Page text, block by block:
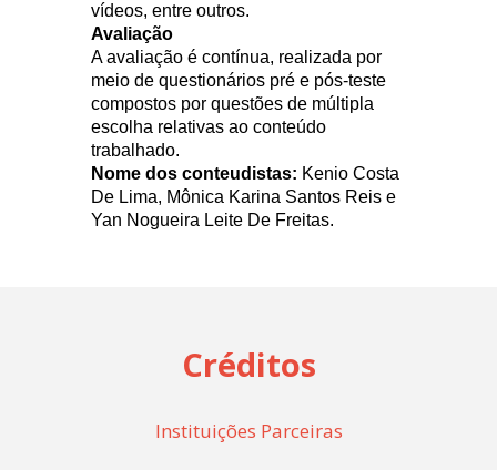
vídeos, entre outros.
Avaliação
A avaliação é contínua, realizada por
meio de questionários pré e pós-teste
compostos por questões de múltipla
escolha relativas ao conteúdo
trabalhado.
Nome dos conteudistas: Kenio Costa
De Lima, Mônica Karina Santos Reis e
Yan Nogueira Leite De Freitas.
Créditos
Instituições Parceiras